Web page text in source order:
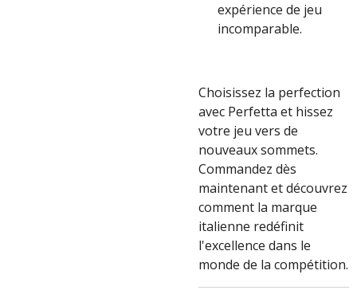
expérience de jeu
incomparable.
Choisissez la perfection
avec Perfetta et hissez
votre jeu vers de
nouveaux sommets.
Commandez dès
maintenant et découvrez
comment la marque
italienne redéfinit
l'excellence dans le
monde de la compétition.